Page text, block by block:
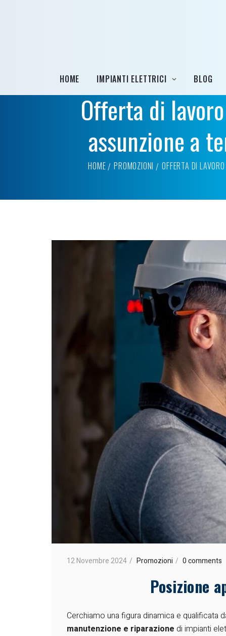
HOME IMPIANTI ELETTRICI BLOG
Offerta di
assunzione a
HOME PROMOZIONI OFFERTA DI
12 Novembre 2024 Promozioni 0 comments
Posizione
Cerchiamo una figura dinamica e qualificata
manutenzione e riparazione di impianti